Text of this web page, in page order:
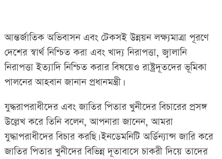
আন্তর্জাতিক অভিবাসন এবং টেকসই উন্নয়ন লক্ষ্যমাত্রা পূরণে
দেশের স্বার্থ নিশ্চিত করা এবং খাদ্য নিরাপত্তা, জ্বালানি
নিরাপত্তা ইত্যাদি নিশ্চিত করার বিষয়েও রাষ্ট্রদূতদের ভূমিকা
পালনের আহবান জানান প্রধানমন্ত্রী।
যুদ্ধরাপরাধীদের এবং জাতির পিতার খুনীদের বিচারের প্রসঙ্গ
উল্লেখ করে তিনি বলেন, আপনারা জানেন, আমরা
যুদ্ধাপরাধীদের বিচার করছি। ইনডেমনিটি অর্ডিন্যান্স জারি করে
জাতির পিতার খুনীদের বিভিন্ন দূতাবাসে চাকরী দিয়ে তাদের